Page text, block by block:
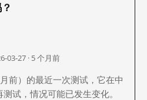
03-27 · 5 个月前
前）的最近一次测试，它在中
试，情况可能已发生变化。